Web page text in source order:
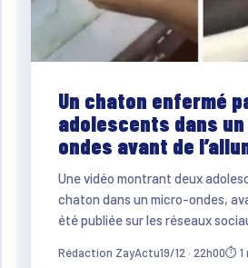
Un chaton enfermé
adolescents dans
ondes avant de
Une vidéo montrant deux
chaton dans un micro-ondes,
été publiée sur les réseaux
Rédaction ZayActu19/12 · 22h00⏱ 1